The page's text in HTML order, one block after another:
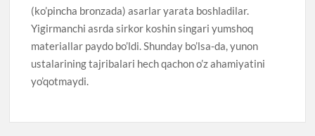
(ko’pincha bronzada) asarlar yarata boshladilar.
Yigirmanchi asrda sirkor koshin singari yumshoq
materiallar paydo bo’ldi. Shunday bo’lsa-da, yunon
ustalarining tajribalari hech qachon o’z ahamiyatini
yo’qotmaydi.